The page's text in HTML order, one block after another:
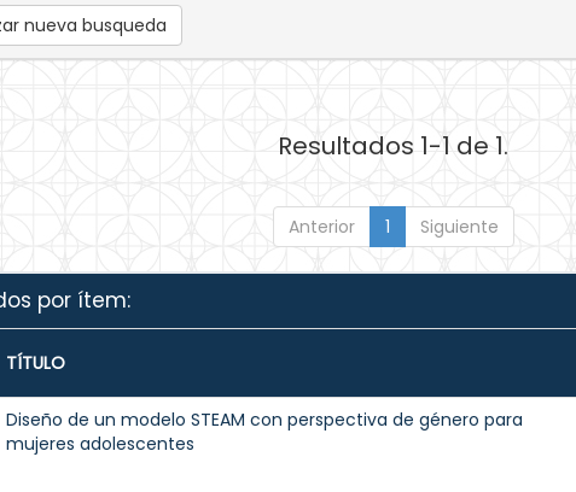
nueva busqueda
Resultados 1-1 de 1.
Anterior 1 Siguiente
por ítem:
TÍTULO
Diseño de un modelo STEAM con perspectiva de género para
mujeres adolescentes